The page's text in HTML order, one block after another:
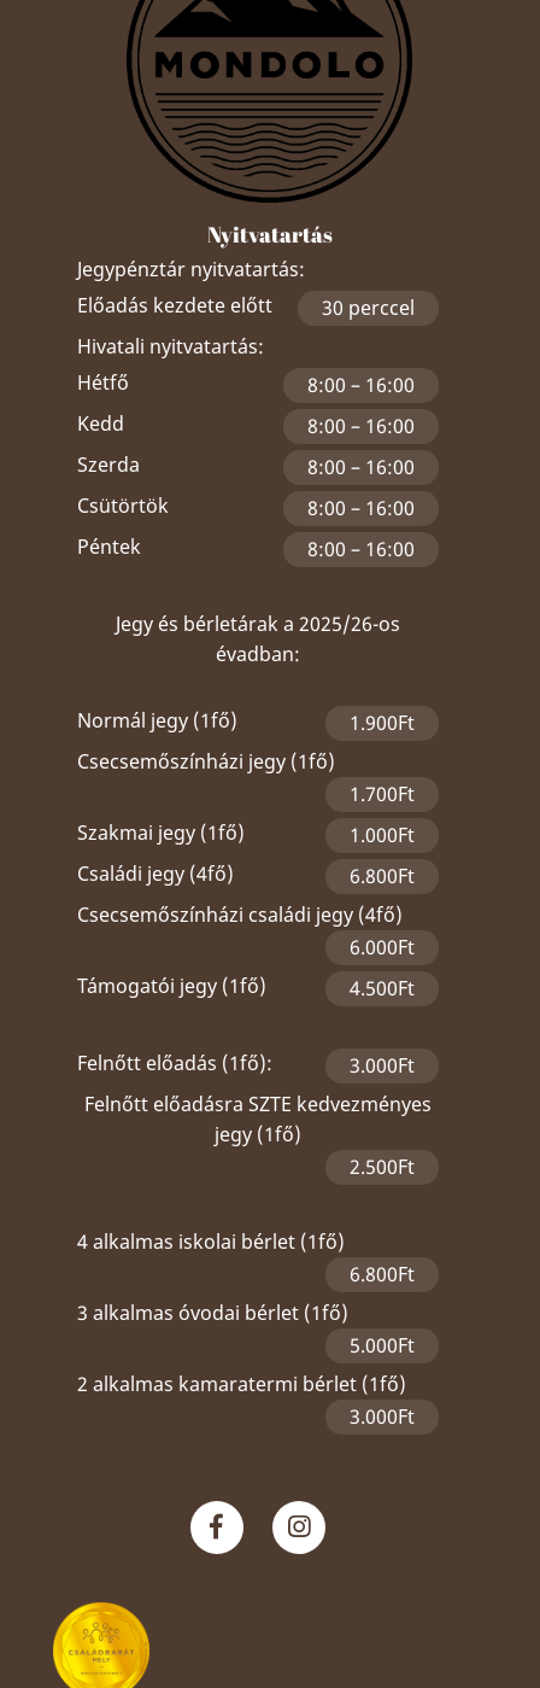
Nyitvatartás
Jegypénztár nyitvatartás:
Előadás kezdete előtt
30 perccel
Hivatali nyitvatartás:
Hétfő
8:00 – 16:00
Kedd
8:00 – 16:00
Szerda
8:00 – 16:00
Csütörtök
8:00 – 16:00
Péntek
8:00 – 16:00
Jegy és bérletárak a 2025/26-os
évadban:
Normál jegy (1fő)
1.900Ft
Csecsemőszínházi jegy (1fő)
1.700Ft
Szakmai jegy (1fő)
1.000Ft
Családi jegy (4fő)
6.800Ft
Csecsemőszínházi családi jegy (4fő)
6.000Ft
Támogatói jegy (1fő)
4.500Ft
Felnőtt előadás (1fő):
3.000Ft
Felnőtt előadásra SZTE kedvezményes
jegy (1fő)
2.500Ft
4 alkalmas iskolai bérlet (1fő)
6.800Ft
3 alkalmas óvodai bérlet (1fő)
5.000Ft
2 alkalmas kamaratermi bérlet (1fő)
3.000Ft